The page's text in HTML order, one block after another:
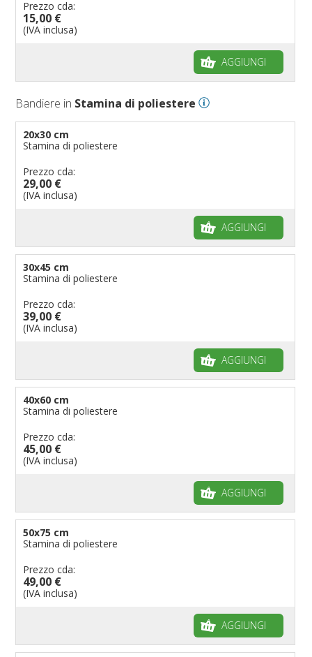
Prezzo cda:
15,00 €
(IVA inclusa)
AGGIUNGI
Bandiere in Stamina di poliestere
20x30 cm
Stamina di poliestere
Prezzo cda:
29,00 €
(IVA inclusa)
AGGIUNGI
30x45 cm
Stamina di poliestere
Prezzo cda:
39,00 €
(IVA inclusa)
AGGIUNGI
40x60 cm
Stamina di poliestere
Prezzo cda:
45,00 €
(IVA inclusa)
AGGIUNGI
50x75 cm
Stamina di poliestere
Prezzo cda:
49,00 €
(IVA inclusa)
AGGIUNGI